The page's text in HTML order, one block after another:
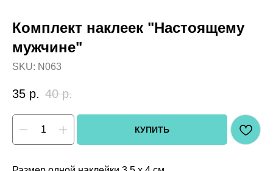
Комплект наклеек "Настоящему
мужчине"
SKU: N063
35 р. 40 р.
КУПИТЬ